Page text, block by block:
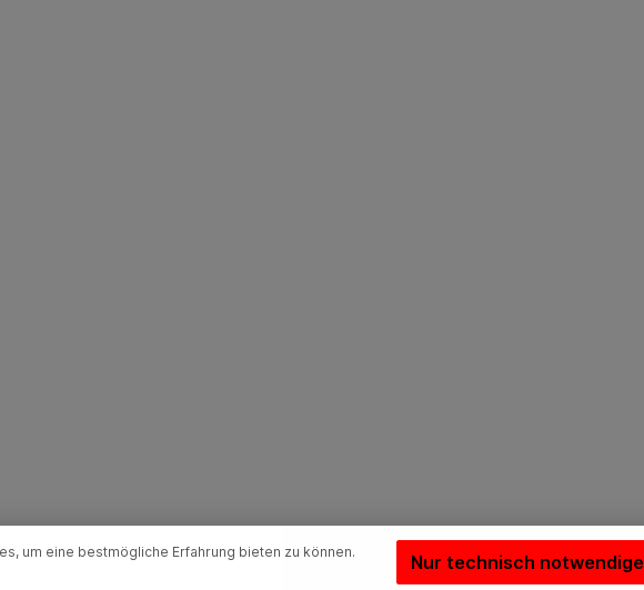
um eine bestmögliche Erfahrung bieten zu können.
Nur technisch notwendige